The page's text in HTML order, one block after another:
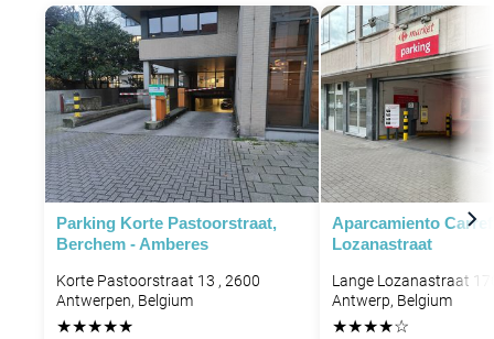
Parking Korte Pastoorstraat,
Berchem - Amberes
Korte Pastoorstraat 13 , 2600
Antwerpen, Belgium
★★★★★
Aparcamiento
Lozanastraat
Lange Lozanastraat
Antwerp, Belgium
★★★★☆